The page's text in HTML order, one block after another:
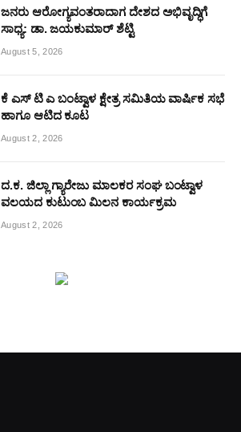
ಜನರು ಆರೋಗ್ಯವಂತರಾದಾಗ ದೇಶದ ಅಭಿವೃದ್ಧಿಗೆ
ಸಾಧ್ಯ: ಡಾ. ಜಯಕುಮಾರ್ ಶೆಟ್ಟಿ
August 5, 2026
ಕೆ ಎಸ್ ಟಿ ಎ ಬಂಟ್ವಾಳ ಕ್ಷೇತ್ರ ಸಮಿತಿಯ ವಾರ್ಷಿಕ ಸಭೆ
ಹಾಗೂ ಆಟಿದ ಕೂಟ
August 2, 2026
ದ.ಕ. ಜಿಲ್ಲಾ ಗ್ಯಾರೇಜು ಮಾಲಕರ ಸಂಘ ಬಂಟ್ವಾಳ
ವಲಯದ ಕುಟುಂಬ ಮಿಲನ ಕಾರ್ಯಕ್ರಮ
August 2, 2026